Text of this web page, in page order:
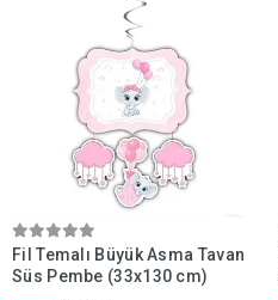
Fil Temalı Büyük Asma Tavan
Süs Pembe (33x130 cm)